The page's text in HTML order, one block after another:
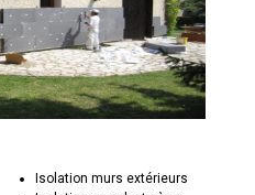
Isolation murs extérieurs